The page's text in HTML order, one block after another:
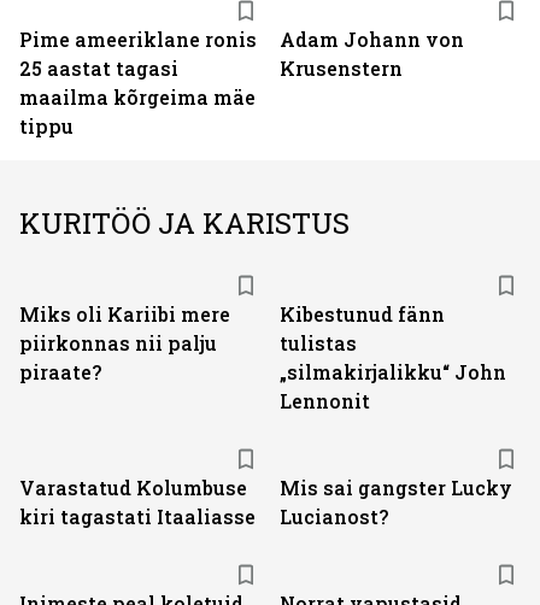
Pime ameeriklane ronis
25 aastat tagasi
maailma kõrgeima mäe
tippu
Adam Johann von
Krusenstern
KURITÖÖ JA KARISTUS
Miks oli Kariibi mere
piirkonnas nii palju
piraate?
Kibestunud fänn
tulistas
„silmakirjalikku“ John
Lennonit
Varastatud Kolumbuse
kiri tagastati Itaaliasse
Mis sai gangster Lucky
Lucianost?